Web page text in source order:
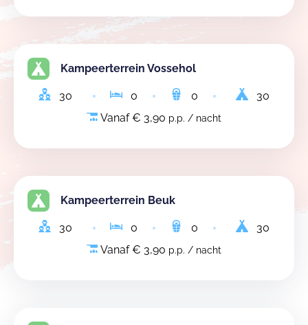
Kampeerterrein Vossehol
30 0 0
30
Vanaf € 3,90 p.p. / nacht
Kampeerterrein Beuk
30 0 0
30
Vanaf € 3,90 p.p. / nacht